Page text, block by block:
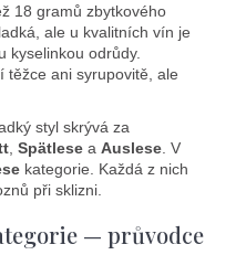
18 gramů zbytkového
ale u kvalitních vín je
kyselinkou odrůdy.
těžce ani syrupovitě, ale
styl skrývá za
Spätlese a Auslese . V
kategorie. Každá z nich
při sklizni.
— průvodce